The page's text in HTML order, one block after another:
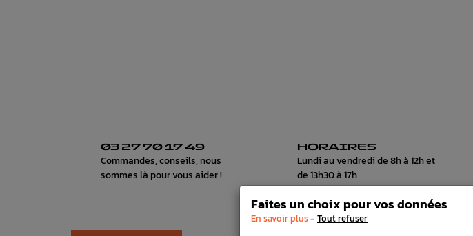
03 27 70 17 49
Commandes, conseils, nous
sommes là pour vous aider !
HORAIRES
Lundi au vendredi de 8h à 12h et
de 13h30 à 17h
Faites un choix pour vos données
En savoir plus- Tout refuser